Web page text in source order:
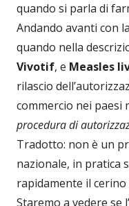
quando si parla di
Andando avanti con
quando nella
Vivotif, e Measles
rilascio
commercio nei paesi
procedura di
Tradotto: non è un
nazionale, in pratica
rapidamente il cerino
Staremo a vedere se